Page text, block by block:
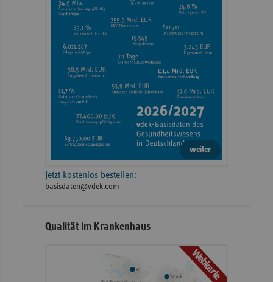
weiter
Jetzt kostenlos bestellen:
basisdaten@vdek.com
Qualität im Krankenhaus
Webkarte